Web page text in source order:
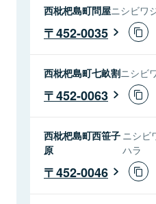
西枇杷島町問屋ニシビワ
452-0035
西枇杷島町七畝割ニシビ
452-0063
西枇杷島町西笹子
原
ニシビ
ハラ
452-0046